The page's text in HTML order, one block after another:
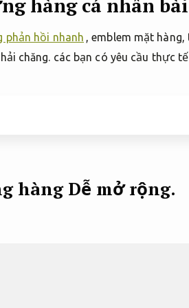
hàng cá nhân
phản hồi nhanh , emblem mặt
chăng. các bạn có yêu cầu thực
hàng Dễ mở rộng.